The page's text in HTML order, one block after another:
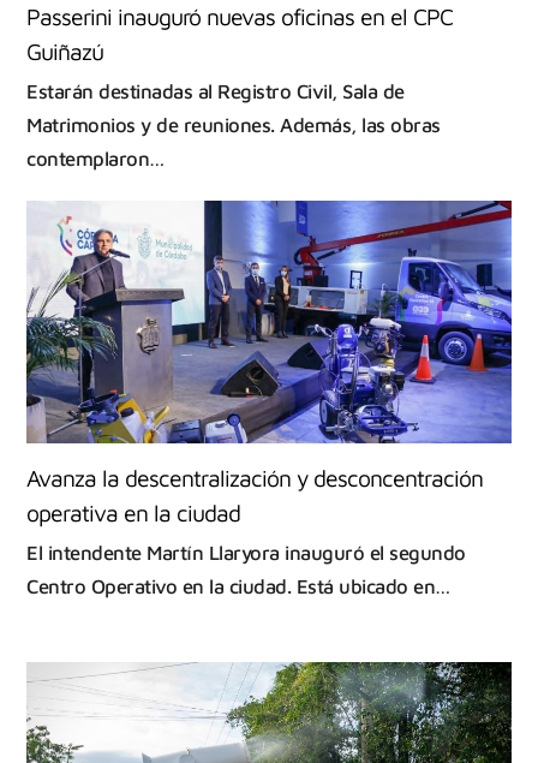
Passerini inauguró nuevas oficinas en el CPC
Guiñazú
Estarán destinadas al Registro Civil, Sala de
Matrimonios y de reuniones. Además, las obras
contemplaron…
Avanza la descentralización y desconcentración
operativa en la ciudad
El intendente Martín Llaryora inauguró el segundo
Centro Operativo en la ciudad. Está ubicado en…